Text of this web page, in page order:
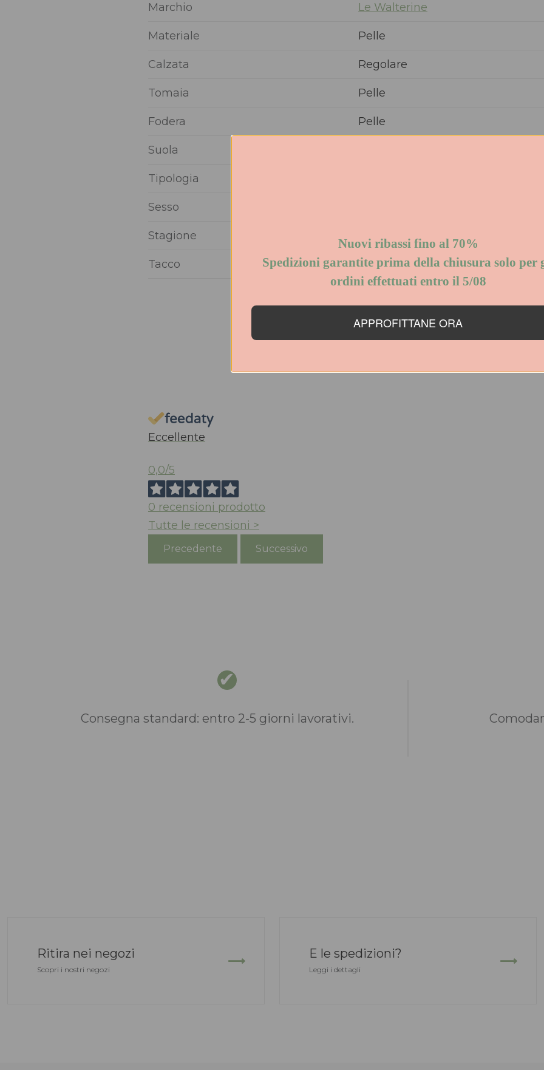
Marchio Le Walterine
Materiale Pelle
Calzata Regolare
Tomaia Pelle
Fodera Pelle
Suola
Tipologia
Sesso
Stagione PE
Tacco 1 cm
Eccellente
0,0/5
0 recensioni prodotto
Tutte le recensioni >
Precedente Successivo
Consegna standard: entro 2-5 giorni lavorativi.
Ritira nei negozi
Scopri i nostri negozi
E le spedizioni?
Leggi i dettagli
Nuovi ribassi fino al 70%
Spedizioni garantite prima della chiusura solo per
ordini effettuati entro il 5/08
APPROFITTANE ORA